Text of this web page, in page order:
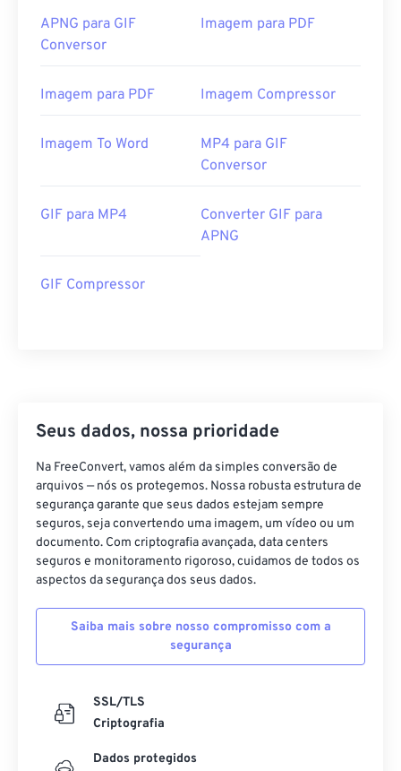
APNG para GIF
Conversor
Imagem para PDF
Imagem para PDF Imagem Compressor
Imagem To Word
MP4 para GIF
Conversor
GIF para MP4
Converter GIF para
APNG
GIF Compressor
Seus dados, nossa prioridade
Na FreeConvert, vamos além da simples conversão de
arquivos — nós os protegemos. Nossa robusta estrutura de
segurança garante que seus dados estejam sempre
seguros, seja convertendo uma imagem, um vídeo ou um
documento. Com criptografia avançada, data centers
seguros e monitoramento rigoroso, cuidamos de todos os
aspectos da segurança dos seus dados.
Saiba mais sobre nosso compromisso com a
segurança
SSL/TLS
Criptografia
Dados protegidos